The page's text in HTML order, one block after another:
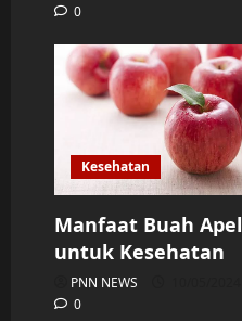
0
Kesehatan
Manfaat Buah Apel
untuk Kesehatan
PNN NEWS
0